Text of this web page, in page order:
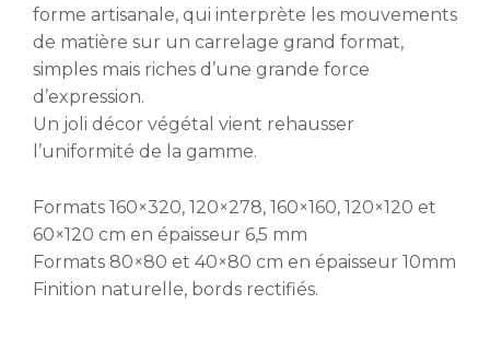
forme artisanale, qui interprète les mouvements
de matière sur un carrelage grand format,
simples mais riches d’une grande force
d’expression.
Un joli décor végétal vient rehausser
l’uniformité de la gamme.
Formats 160×320, 120×278, 160×160, 120×120 et
60×120 cm en épaisseur 6,5 mm
Formats 80×80 et 40×80 cm en épaisseur 10mm
Finition naturelle, bords rectifiés.